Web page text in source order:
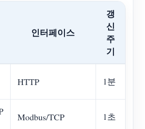
인터페이스
갱
신
주
기
HTTP 1분
Modbus/TCP 1초